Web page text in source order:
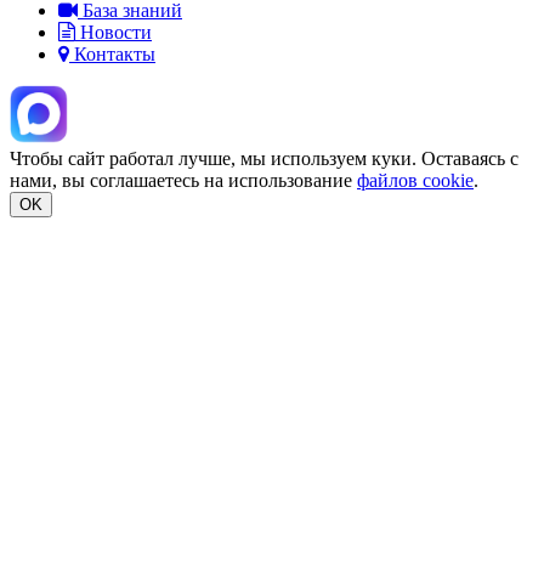
База знаний
Новости
Контакты
Чтобы сайт работал лучше, мы используем куки. Оставаясь с
нами, вы соглашаетесь на использование файлов cookie.
OK